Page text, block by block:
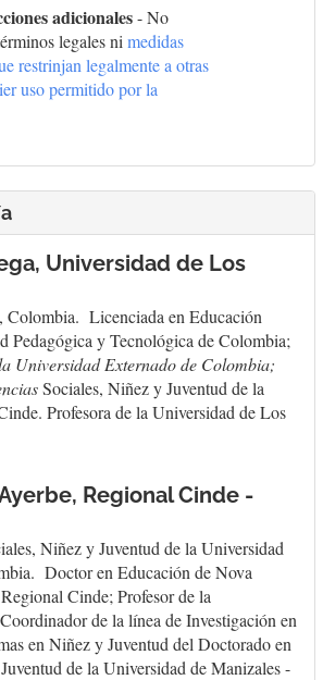
adicionales- No
legales nimedidas
restrinjan legalmente a otras
uso permitido por la
Universidad de Los
Colombia. Licenciada en Educación
Pedagógica y Tecnológica de Colombia;
Universidad Externado de Colombia;
Sociales, Niñez y Juventud de la
Profesora de la Universidad de Los
Regional Cinde -
Niñez y Juventud de la Universidad
Doctor en Educación de Nova
Cinde; Profesor de la
de la línea de Investigación en
en Niñez y Juventud del Doctorado en
de la Universidad de Manizales -